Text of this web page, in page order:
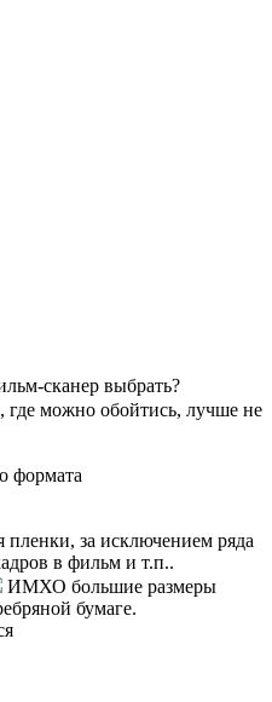
сканер выбрать?
где можно обойтись, лучше не
формата
за исключением ряда
в фильм и т.п..
ИМХО большие размеры
бумаге.